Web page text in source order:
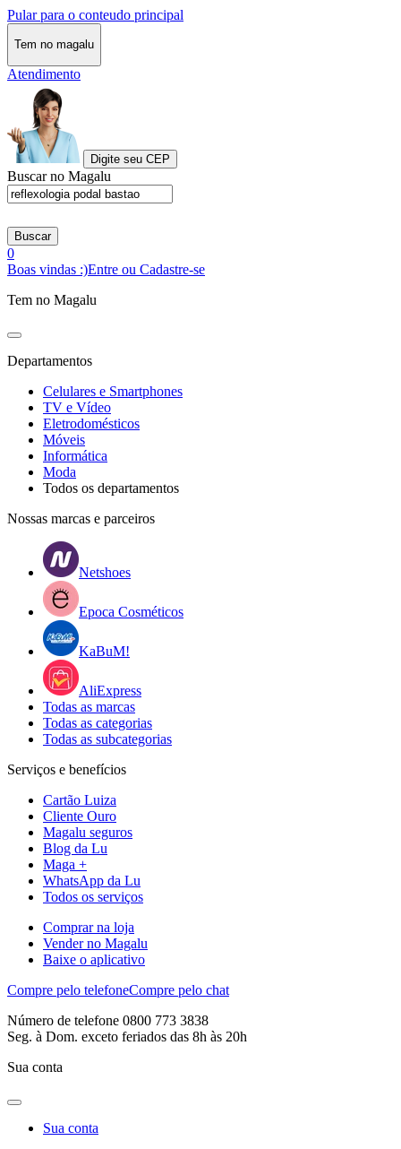
Pular para o conteudo principal
Tem no magalu
Atendimento
Digite seu CEP
Buscar no Magalu
Buscar
0
Boas vindas :)Entre ou Cadastre-se
Tem no Magalu
Departamentos
Celulares e Smartphones
TV e Vídeo
Eletrodomésticos
Móveis
Informática
Moda
Todos os departamentos
Nossas marcas e parceiros
Netshoes
Epoca Cosméticos
KaBuM!
AliExpress
Todas as marcas
Todas as categorias
Todas as subcategorias
Serviços e benefícios
Cartão Luiza
Cliente Ouro
Magalu seguros
Blog da Lu
Maga +
WhatsApp da Lu
Todos os serviços
Comprar na loja
Vender no Magalu
Baixe o aplicativo
Compre pelo telefoneCompre pelo chat
Número de telefone 0800 773 3838
Seg. à Dom. exceto feriados das 8h às 20h
Sua conta
Sua conta